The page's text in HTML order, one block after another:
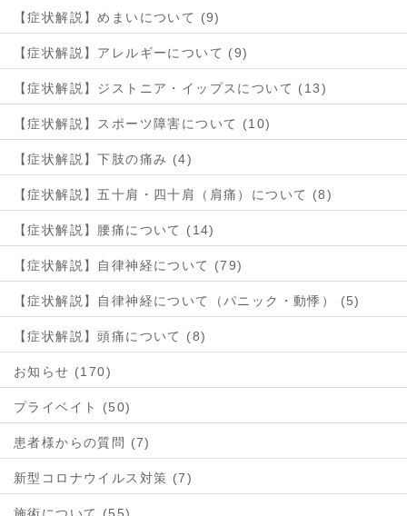
【症状解説】めまいについて (9)
【症状解説】アレルギーについて (9)
【症状解説】ジストニア・イップスについて (13)
【症状解説】スポーツ障害について (10)
【症状解説】下肢の痛み (4)
【症状解説】五十肩・四十肩（肩痛）について (8)
【症状解説】腰痛について (14)
【症状解説】自律神経について (79)
【症状解説】自律神経について（パニック・動悸） (5)
【症状解説】頭痛について (8)
お知らせ (170)
プライベイト (50)
患者様からの質問 (7)
新型コロナウイルス対策 (7)